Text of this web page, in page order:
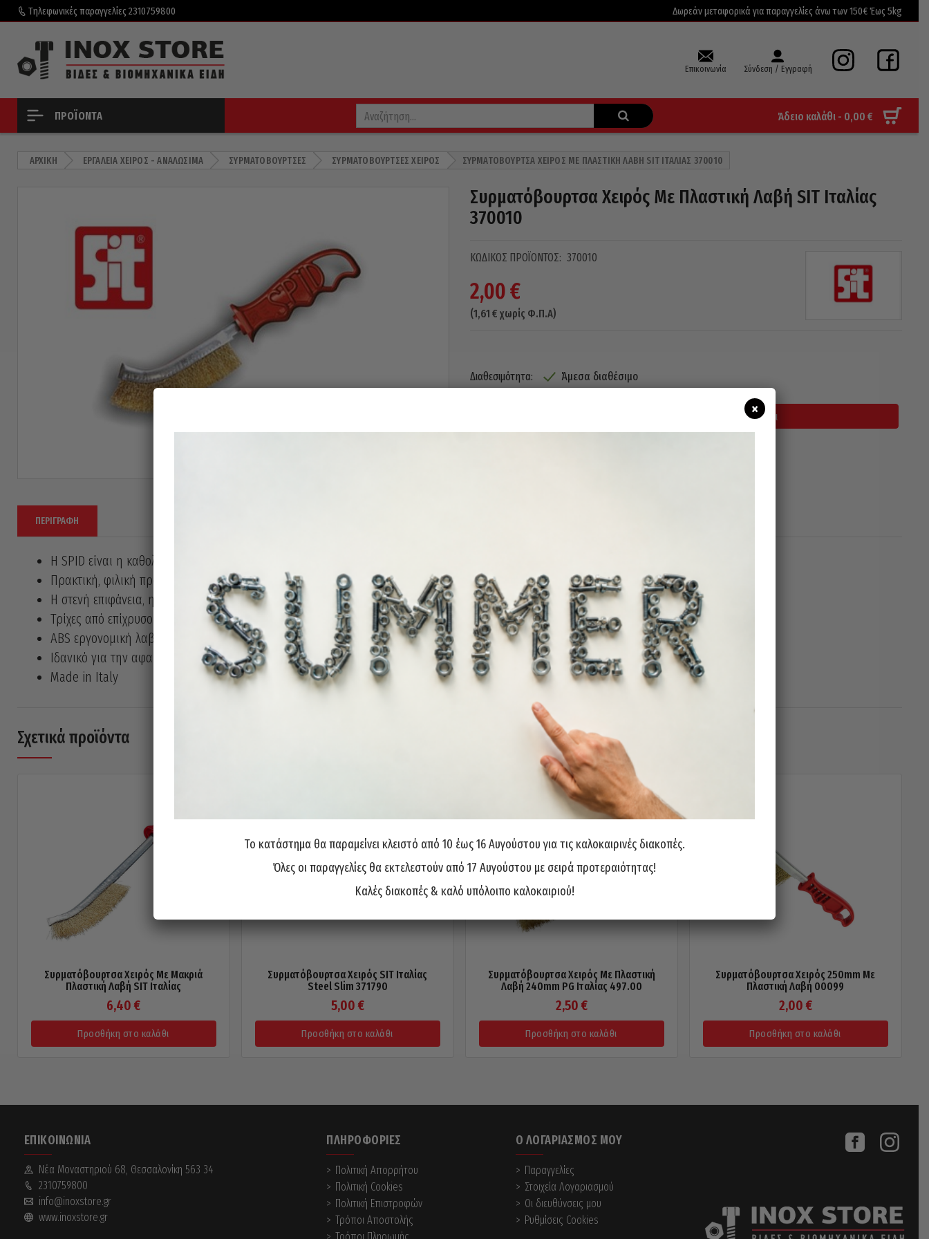
Τηλεφωνικές παραγγελίες 2310759800 Δωρεάν μεταφορικά για παραγγελίες άνω των 150€ Έως 5kg
Επικοινωνία Σύνδεση / Εγγραφή
ΠΡΟΪΌΝΤΑ Άδειο καλάθι - 0,00 €
ΑΡΧΙΚΉ ΕΡΓΑΛΕΊΑ ΧΕΙΡΌΣ - ΑΝΑΛΏΣΙΜΑ ΣΥΡΜΑΤΌΒΟΥΡΤΣΕΣ ΣΥΡΜΑΤΌΒΟΥΡΤΣΕΣ ΧΕΙΡΌΣ ΣΥΡΜΑΤΌΒΟΥΡΤΣΑ ΧΕΙΡΌΣ ΜΕ ΠΛΑΣΤΙΚΉ ΛΑΒΉ SIT ΙΤΑΛΊΑΣ 370010
Συρματόβουρτσα Χειρός Με Πλαστική Λαβή SIT Ιταλίας
370010
ΚΩΔΙΚΌΣ ΠΡΟΪΌΝΤΟΣ: 370010
2,00€
(1,61 € χωρίς Φ.Π.Α)
Διαθεσιμότητα: Άμεσα διαθέσιμο
Προσθήκη Στο Καλάθι
ΠΕΡΙΓΡΑΦΉ
Η SPID είναι η καθολική βούρτσα χειρός
Πρακτική, φιλική προς το χρήστη και ανθεκτική
Η στενή επιφάνεια, η ειδική καμπυλότητα και η εργονομική λαβή την καθιστούν εύκολη στο χειρισμό
Τρίχες από επίχρυσο ατσάλι
ABS εργονομική λαβή
Ιδανικό για την αφαίρεση σκουριάς, χρώματος και τη βρωμιά από όλες τις επιφάνειες
Made in Italy
Σχετικά προϊόντα
Συρματόβουρτσα Χειρός Με Μακριά
Πλαστική Λαβή SIT Ιταλίας
6,40 €
Προσθήκη στο καλάθι
Συρματόβουρτσα Χειρός SIT Ιταλίας
Steel Slim 371790
5,00 €
Προσθήκη στο καλάθι
Συρματόβουρτσα Χειρός Με Πλαστική
Λαβή 240mm PG Ιταλίας 497.00
2,50 €
Προσθήκη στο καλάθι
Συρματόβουρτσα Χειρός 250mm Με
Πλαστική Λαβή 00099
2,00 €
Προσθήκη στο καλάθι
ΕΠΙΚΟΙΝΩΝΊΑ
Νέα Mοναστηριού 68, Θεσσαλονίκη 563 34
2310759800
info@inoxstore.gr
www.inoxstore.gr
ΠΛΗΡΟΦΟΡΊΕΣ
Πολιτική Απορρήτου
Πολιτική Cookies
Πολιτική Επιστροφών
Τρόποι Αποστολής
Τρόποι Πληρωμής
Ο ΛΟΓΑΡΙΑΣΜΌΣ ΜΟΥ
Παραγγελίες
Στοιχεία Λογαριασμού
Οι διευθύνσεις μου
Ρυθμίσεις Cookies
Το κατάστημα θα παραμείνει κλειστό από 10 έως 16 Αυγούστου για τις καλοκαιρινές διακοπές.
Όλες οι παραγγελίες θα εκτελεστούν από 17 Αυγούστου με σειρά προτεραιότητας!
Καλές διακοπές & καλό υπόλοιπο καλοκαιριού!
×